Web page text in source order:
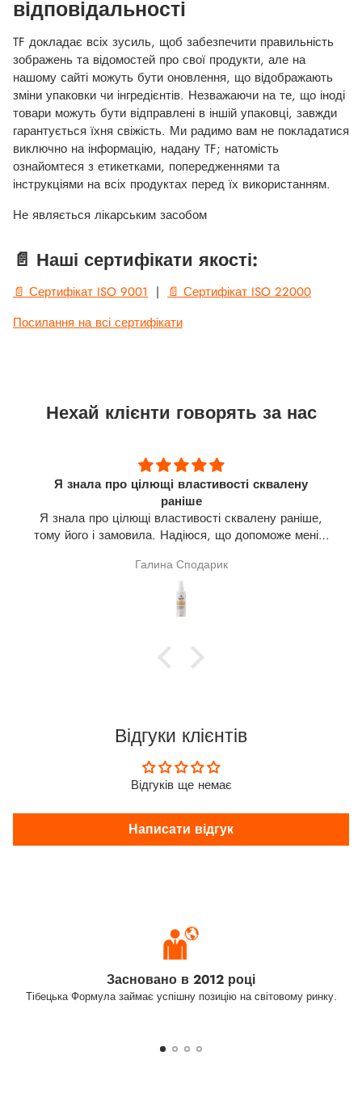
відповідальності
TF докладає всіх зусиль, щоб забезпечити правильність
зображень та відомостей про свої продукти, але на
нашому сайті можуть бути оновлення, що відображають
зміни упаковки чи інгредієнтів. Незважаючи на те, що іноді
товари можуть бути відправлені в іншій упаковці, завжди
гарантується їхня свіжість. Ми радимо вам не покладатися
виключно на інформацію, надану TF; натомість
ознайомтеся з етикетками, попередженнями та
інструкціями на всіх продуктах перед їх використанням.
Не являється лікарським засобом
📄 Наші сертифікати якості:
📄 Сертифікат ISO 9001 |
📄 Сертифікат ISO 22000
Посилання на всі сертифікати
Нехай клієнти говорять за нас
Я знала про цілющі властивості сквалену
раніше
Я знала про цілющі властивості сквалену раніше,
тому його і замовила. Надіюся, що допоможе мені в
результат говорити зарано.
Галина Сподарик
Відгуки клієнтів
Відгуків ще немає
Написати відгук
Засновано в 2012 році
Тібецька Формула займає успішну позицію на світовому ринку.